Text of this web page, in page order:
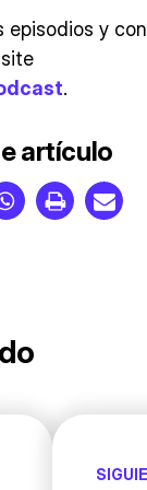
episodios y
.
artículo